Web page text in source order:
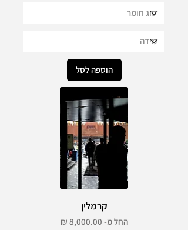
הוספה לסל
קרמלין
החל מ-
מחיר מבצע